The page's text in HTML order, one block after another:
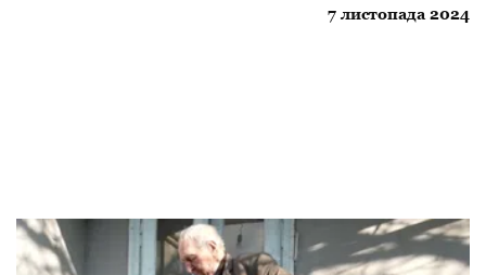
7 листопада 2024